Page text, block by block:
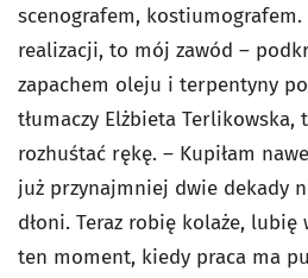
scenografem, kostiumografem.
realizacji, to mój zawód –
zapachem oleju i terpentyny
tłumaczy Elżbieta Terlikowska,
rozhuśtać rękę. – Kupiłam
już przynajmniej dwie dekady
dłoni. Teraz robię kolaże, lubię
ten moment, kiedy praca ma